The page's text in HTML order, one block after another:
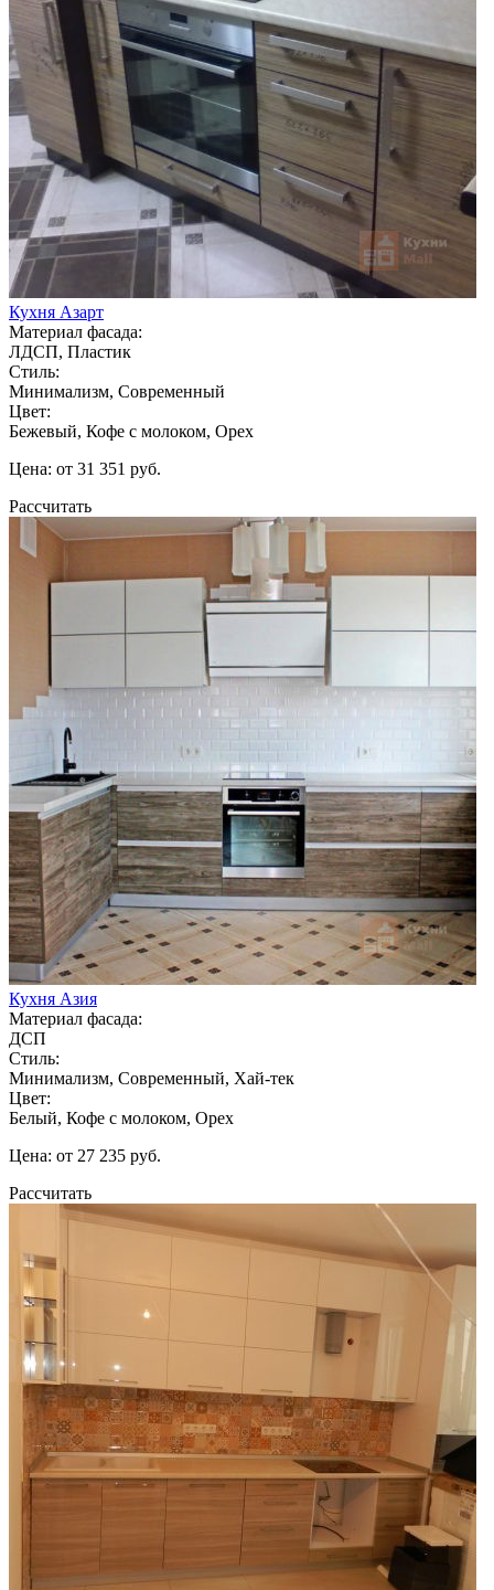
Кухня Азарт
Материал фасада:
ЛДСП, Пластик
Стиль:
Минимализм, Современный
Цвет:
Бежевый, Кофе с молоком, Орех
Цена: от 31 351 руб.
Рассчитать
Кухня Азия
Материал фасада:
ДСП
Стиль:
Минимализм, Современный, Хай-тек
Цвет:
Белый, Кофе с молоком, Орех
Цена: от 27 235 руб.
Рассчитать